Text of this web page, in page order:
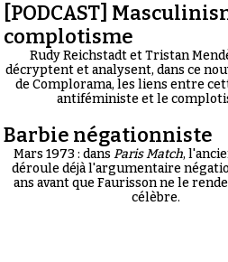
[PODCAST]
complotisme
Rudy Reichstadt et Tristan
décryptent et analysent, dans ce
de Complorama, les liens entre
antiféministe et le
Barbie négationniste
Mars 1973 : dans Paris Match,
déroule déjà l'argumentaire
ans avant que Faurisson ne le
célèbre.